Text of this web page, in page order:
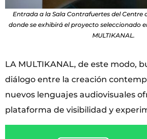
Entrada a la Sala Contrafuertes del Centre
donde se exhibirá el proyecto seleccionado
MULTIKANAL.
LA MULTIKANAL, de este modo,
diálogo entre la creación
nuevos lenguajes audiovisuales
plataforma de visibilidad y